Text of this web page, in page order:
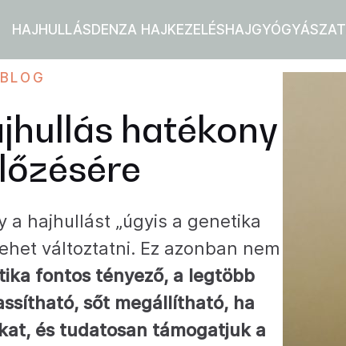
HAJHULLÁS DENZA HAJKEZELÉS HAJGYÓGYÁSZAT
BLOG
hatékony
a hajhullást „úgyis a genetika
változtatni. Ez azonban nem
fontos tényező, a legtöbb
sőt megállítható, ha
és tudatosan támogatjuk a